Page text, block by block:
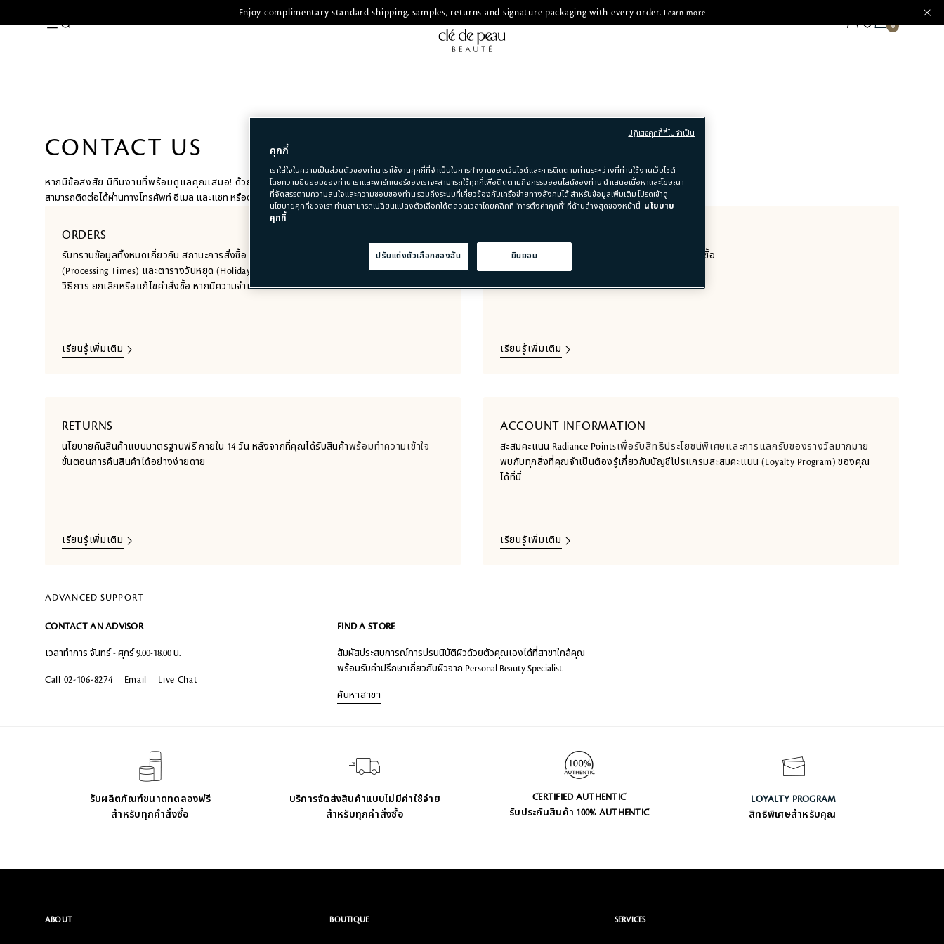
Enjoy complimentary standard shipping, samples, returns and signature packaging with every order.Learn more
CONTACT US
หากมีข้อสงสัย มีทีมงานที่พร้อมดูแลคุณเสมอ! ด้วยคำแนะนำจากผู้เชี่ยวชาญด้านความงามส่วนตัว เพื่อมอบประสบการณ์ที่ดีที่สุดให้กับคุ
สามารถติดต่อได้ผ่านทางโทรศัพท์ อีเมล และแชท หรือตรวจสอบข้อมูลเบื้องต้นได้ที่ FAQs
ORDERS
รับทราบข้อมูลทั้งหมดเกี่ยวกับ สถานะการสั่งซื้อ (Order Status), ระยะเวลาในการดำเนินการ
(Processing Times) และตารางวันหยุด (Holiday Schedule) นอกจากนี้ คุณยังสามารถเรียนรู้
วิธีการ ยกเลิกหรือแก้ไขคำสั่งซื้อ หากมีความจำเป็น
เรียนรู้เพิ่มเติม
บรืการจัดส่งสินค้าแบบไม่มีค่าใช้จ่าย สำหรับทุกคำสั่งซื้อ​
2-4 วันทำการ (จัดส่งแบบมาตรฐาน)
เรียนรู้เพิ่มเติม
RETURNS
นโยบายคืนสินค้าแบบมาตรฐานฟรี ภายใน 14 วัน หลังจากที่คุณได้รับสินค้าพร้อมทำความเข้าใจ
ขั้นตอนการคืนสินค้าได้อย่างง่ายดาย
เรียนรู้เพิ่มเติม
ACCOUNT INFORMATION
สะสมคะแนน Radiance Pointsเพื่อรับสิทธิประโยชน์พิเศษและการแลกรับของรางวัลมากมาย
พบกับทุกสิ่งที่คุณจำเป็นต้องรู้เกี่ยวกับบัญชีโปรแกรมสะสมคะแนน (Loyalty Program) ของคุณ
ได้ที่นี่
เรียนรู้เพิ่มเติม
ADVANCED SUPPORT
CONTACT AN ADVISOR
เวลาทำการ จันทร์ - ศุกร์ 9.00-18.00 น.​
Call 02-106-8274 Email Live Chat
FIND A STORE
สัมผัสประสบการณ์การปรนนิบัติผิวด้วยตัวคุณเองได้ที่สาขาใกล้คุณ
พร้อมรับคำปรึกษาเกี่ยวกับผิวจาก Personal Beauty Specialist
ค้นหาสาขา
รับผลิตภัณฑ์ขนาดทดลองฟรี
สำหรับทุกคำสั่งซื้อ
บริการจัดส่งสินค้าแบบไม่มีค่าใช้จ่าย
สำหรับทุกคำสั่งซื้อ
CERTIFIED AUTHENTIC
รับประกันสินค้า 100% AUTHENTIC
LOYALTY PROGRAM
สิทธิพิเศษสำหรับคุณ
ABOUT BOUTIQUE SERVICES
คุกกี้
เราใส่ใจในความเป็นส่วนตัวของท่าน เราใช้งานคุกกี้ที่จำเป็นในการทำงานของเว็บไซต์และการติดตามท่านระหว่างที่ท่านใช้งานเว็บไซต์
โดยความยินยอมของท่าน เราและพาร์ทเนอร์ของเราจะสามารถใช้คุกกี้เพื่อติดตามกิจกรรมออนไลน์ของท่าน นำเสนอเนื้อหาและโฆษณา
ที่จัดสรรตามความสนใจและความชอบของท่าน รวมถึงระบบที่เกี่ยวข้องกับเครือข่ายทางสังคมได้ สำหรับข้อมูลเพิ่มเติม โปรดเข้าดู
นโยบายคุกกี้ของเรา ท่านสามารถเปลี่ยนแปลงตัวเลือกได้ตลอดเวลาโดยคลิกที่ "การตั้งค่าคุกกี้" ที่ด้านล่างสุดของหน้านี้ นโยบาย
คุกกี้
ปรับแต่งตัวเลือกของฉัน ยินยอม
ปฏิเสธคุกกี้ที่ไม่จำเป็น